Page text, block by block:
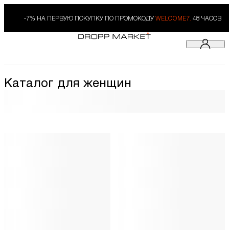
-7% НА ПЕРВУЮ ПОКУПКУ ПО ПРОМОКОДУ WELCOME7. 48 ЧАСОВ
Каталог для женщин